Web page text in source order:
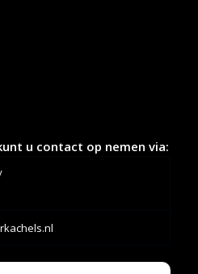
u contact op nemen via: